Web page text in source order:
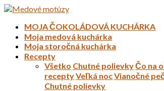
MOJA ČOKOLÁDOVÁ KUCHÁRKA
Moja medová kuchárka
Moja storočná kuchárka
Recepty
Všetko Chutné polievkyČo na
receptyVeľká nocVianočné
Chutné polievky